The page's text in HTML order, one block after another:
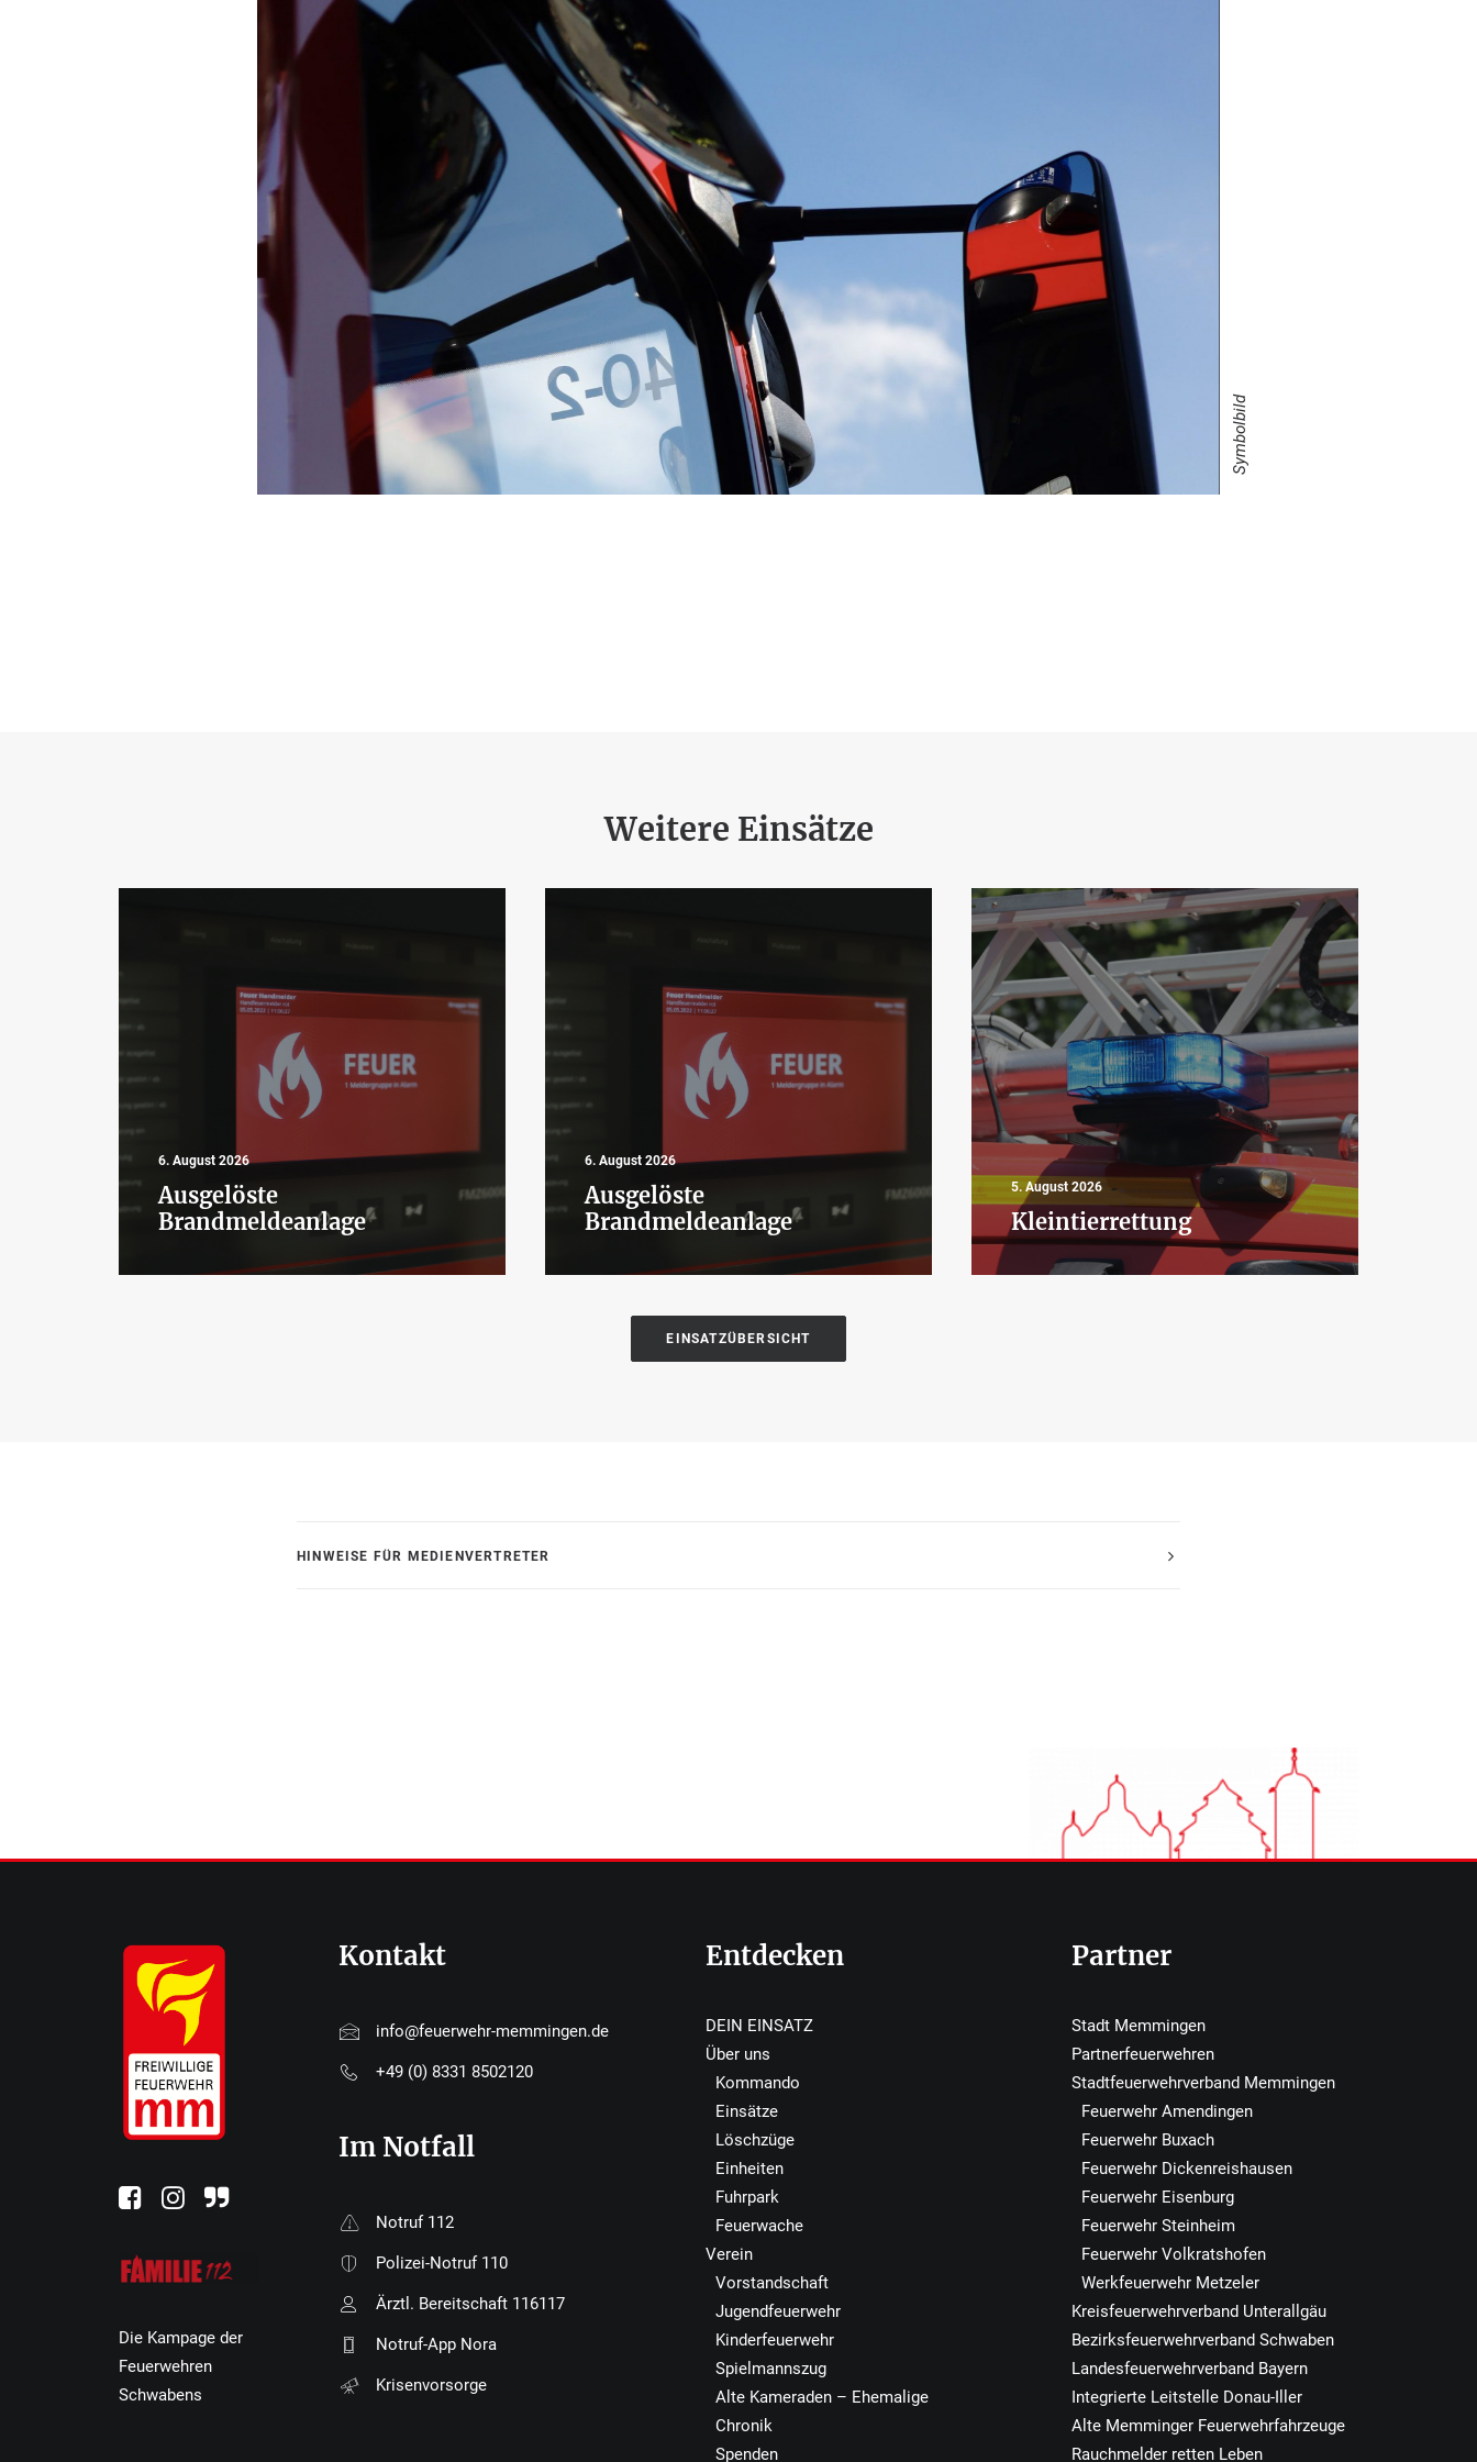
Symbolbild
Weitere Einsätze
6. August 2026
Ausgelöste
Brandmeldeanlage
6. August 2026
Ausgelöste
Brandmeldeanlage
5. August 2026
Kleintierrettung
EINSATZÜBERSICHT
HINWEISE FÜR MEDIENVERTRETER
Die Kampage der
Feuerwehren
Schwabens
Kontakt
info@feuerwehr-memmingen.de
+49 (0) 8331 8502120
Im Notfall
Notruf 112
Polizei-Notruf 110
Ärztl. Bereitschaft 116117
Notruf-App Nora
Krisenvorsorge
Entdecken
DEIN EINSATZ
Über uns
Kommando
Einsätze
Löschzüge
Einheiten
Fuhrpark
Feuerwache
Verein
Vorstandschaft
Jugendfeuerwehr
Kinderfeuerwehr
Spielmannszug
Alte Kameraden – Ehemalige
Chronik
Spenden
Partner
Stadt Memmingen
Partnerfeuerwehren
Stadtfeuerwehrverband Memmingen
Feuerwehr Amendingen
Feuerwehr Buxach
Feuerwehr Dickenreishausen
Feuerwehr Eisenburg
Feuerwehr Steinheim
Feuerwehr Volkratshofen
Werkfeuerwehr Metzeler
Kreisfeuerwehrverband Unterallgäu
Bezirksfeuerwehrverband Schwaben
Landesfeuerwehrverband Bayern
Integrierte Leitstelle Donau-Iller
Alte Memminger Feuerwehrfahrzeuge
Rauchmelder retten Leben